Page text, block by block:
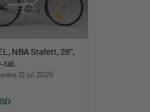
NBA Stafett, 28",
tal.
12 jul 2025